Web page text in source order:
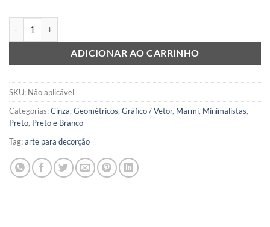
ADICIONAR AO CARRINHO
SKU: Não aplicável
Categorias:Cinza, Geométricos, Gráfico / Vetor, Marmi, Minimalistas,
Preto, Preto e Branco
Tag:arte para decorção